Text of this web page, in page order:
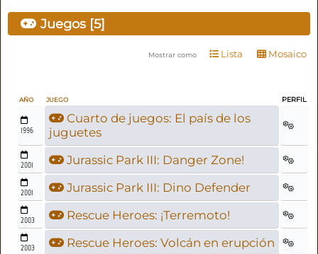
Juegos [5]
Mostrar como Lista Mosaico
AÑO JUEGO PERFIL
1996
Cuarto de juegos: El país de los
juguetes
2001 Jurassic Park III: Danger Zone!
2001 Jurassic Park III: Dino Defender
2003 Rescue Heroes: ¡Terremoto!
2003 Rescue Heroes: Volcán en erupción